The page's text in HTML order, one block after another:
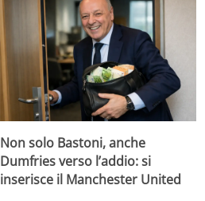
Non solo Bastoni, anche
Dumfries verso l’addio: si
inserisce il Manchester United